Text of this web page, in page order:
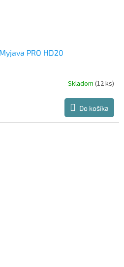
PRO HD20
Skladom (12 ks)
Do košíka